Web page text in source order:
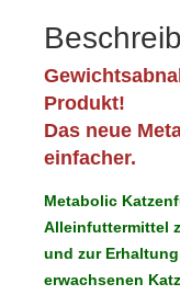
Produkt!
Das neue
einfacher.
Metabolic
Alleinfuttermittel
und zur
erwachsenen